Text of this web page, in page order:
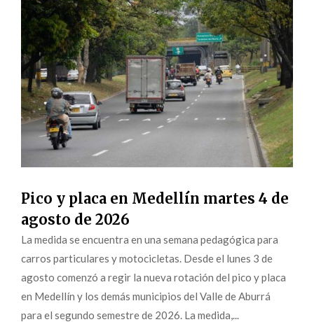
Pico y placa en Medellín martes 4 de
agosto de 2026
La medida se encuentra en una semana pedagógica para
carros particulares y motocicletas. Desde el lunes 3 de
agosto comenzó a regir la nueva rotación del pico y placa
en Medellín y los demás municipios del Valle de Aburrá
para el segundo semestre de 2026. La medida,...